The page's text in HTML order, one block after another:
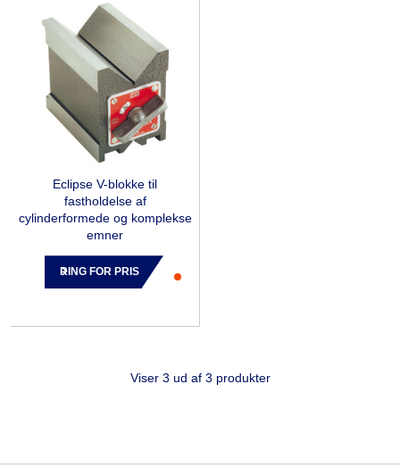
Eclipse V-blokke til
fastholdelse af
cylinderformede og komplekse
emner
RING FOR PRIS
Viser 3 ud af 3 produkter